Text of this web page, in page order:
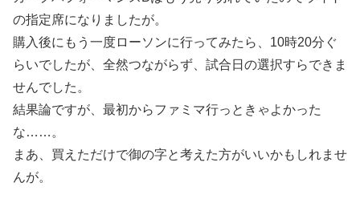
の指定席になりましたが。
購入後にもう一度ローソンに行ってみたら、10時20分ぐ
らいでしたが、全然つながらず、試合日の選択すらできま
せんでした。
結果論ですが、最初からファミマ行っときゃよかった
な……。
まあ、買えただけで御の字と考えた方がいいかもしれませ
んが。